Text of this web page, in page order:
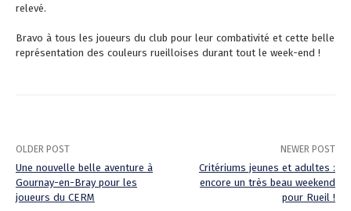
relevé.
Bravo à tous les joueurs du club pour leur combativité et cette belle
représentation des couleurs rueilloises durant tout le week-end !
P
OLDER POST
Une nouvelle belle aventure à
Gournay-en-Bray pour les
joueurs du CERM
NEWER POST
Critériums jeunes et adultes :
encore un très beau weekend
pour Rueil !